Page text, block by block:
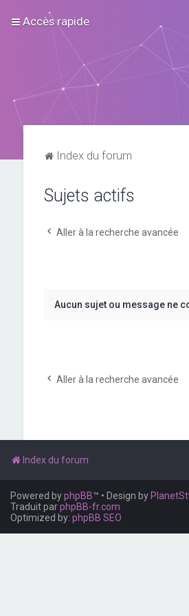
Accès rapide
Index du forum
Sujets actifs
Aller à la recherche avancée
Aucun sujet ou message ne
Aller à la recherche avancée
Index du forum
Powered byphpBB™ • Design by
Traduit parphpBB-fr.com
Optimized by: phpBB SEO